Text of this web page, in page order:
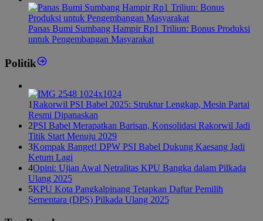
Panas Bumi Sumbang Hampir Rp1 Triliun: Bonus Produksi
untuk Pengembangan Masyarakat
Politik
1Rakorwil PSI Babel 2025: Struktur Lengkap, Mesin Partai
Resmi Dipanaskan
2PSI Babel Merapatkan Barisan, Konsolidasi Rakorwil Jadi
Titik Start Menuju 2029
3Kompak Banget! DPW PSI Babel Dukung Kaesang Jadi
Ketum Lagi
4Opini: Ujian Awal Netralitas KPU Bangka dalam Pilkada
Ulang 2025
5KPU Kota Pangkalpinang Tetapkan Daftar Pemilih
Sementara (DPS) Pilkada Ulang 2025